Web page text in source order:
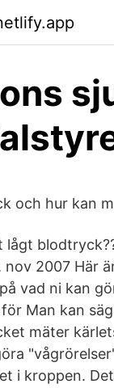
och hur kan
lågt
nov 2007 Här
vad ni kan
Man kan
mäter
i kroppen.